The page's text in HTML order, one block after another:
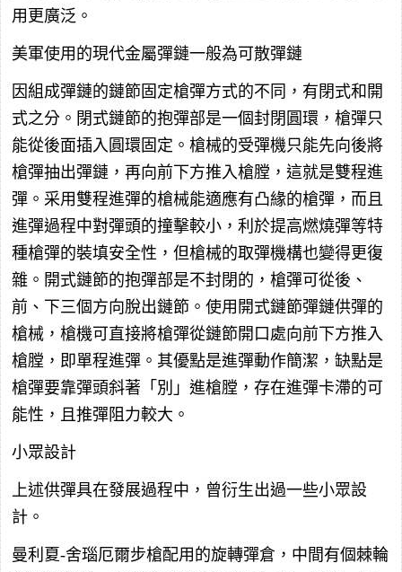
用更廣泛。
美軍使用的現代金屬彈鏈一般為可散彈鏈
因組成彈鏈的鏈節固定槍彈方式的不同，有閉式和開
式之分。閉式鏈節的抱彈部是一個封閉圓環，槍彈只
能從後面插入圓環固定。槍械的受彈機只能先向後將
槍彈抽出彈鏈，再向前下方推入槍膛，這就是雙程進
彈。采用雙程進彈的槍械能適應有凸緣的槍彈，而且
進彈過程中對彈頭的撞擊較小，利於提高燃燒彈等特
種槍彈的裝填安全性，但槍械的取彈機構也變得更復
雜。開式鏈節的抱彈部是不封閉的，槍彈可從後、
前、下三個方向脫出鏈節。使用開式鏈節彈鏈供彈的
槍械，槍機可直接將槍彈從鏈節開口處向前下方推入
槍膛，即單程進彈。其優點是進彈動作簡潔，缺點是
槍彈要靠彈頭斜著「別」進槍膛，存在進彈卡滯的可
能性，且推彈阻力較大。
小眾設計
上述供彈具在發展過程中，曾衍生出過一些小眾設
計。
曼利夏-舍瑙厄爾步槍配用的旋轉彈倉，中間有個棘輪